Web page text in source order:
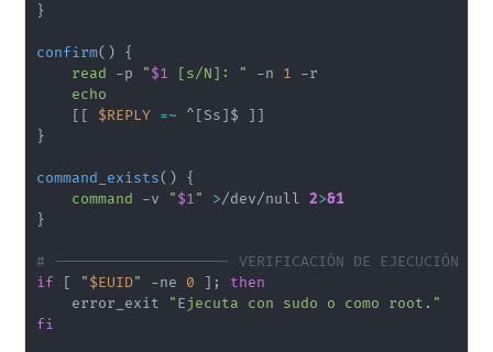
}
confirm( )
{
read -p "$1 [s/N]: " -n 1 -r
echo
[ [ $REPLY =~ ^ [Ss] $ ] ]
}
command_exists( )
{
command -v "$1" >/dev/null 2>&1
}
# -------------------- VERIFICACIÓN DE
if
[ "$EUID" -ne 0 ] ;
then
    error_exit
"Ejecuta con sudo o como root."
fi